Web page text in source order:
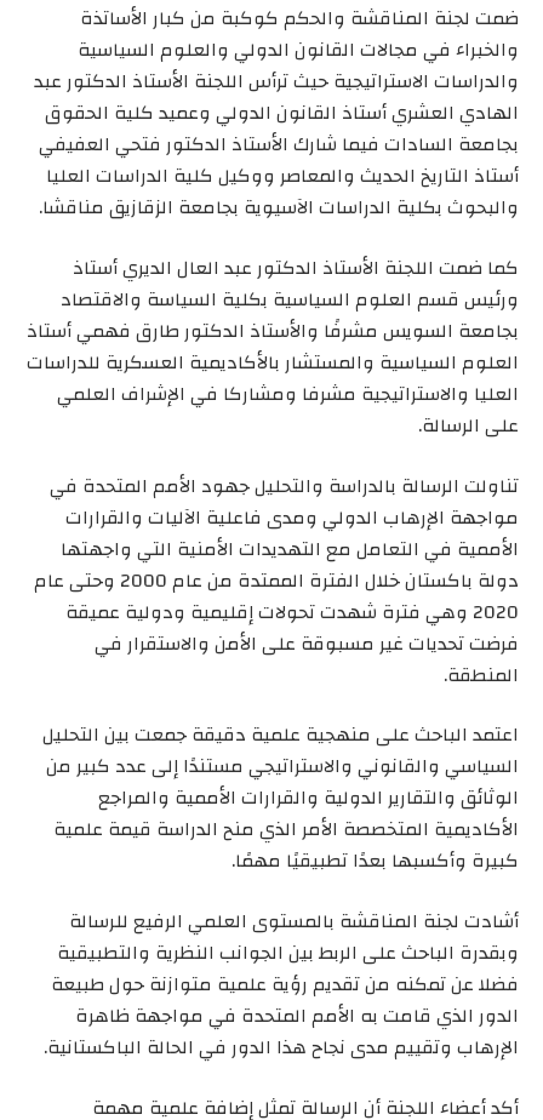
ضمت لجنة المناقشة والحكم كوكبة من كبار الأساتذة
والخبراء في مجالات القانون الدولي والعلوم السياسية
والدراسات الاستراتيجية حيث ترأس اللجنة الأستاذ الدكتور عبد
الهادي العشري أستاذ القانون الدولي وعميد كلية الحقوق
بجامعة السادات فيما شارك الأستاذ الدكتور فتحي العفيفي
أستاذ التاريخ الحديث والمعاصر ووكيل كلية الدراسات العليا
والبحوث بكلية الدراسات الآسيوية بجامعة الزقازيق مناقشا.
كما ضمت اللجنة الأستاذ الدكتور عبد العال الديري أستاذ
ورئيس قسم العلوم السياسية بكلية السياسة والاقتصاد
بجامعة السويس مشرفًا والأستاذ الدكتور طارق فهمي أستاذ
العلوم السياسية والمستشار بالأكاديمية العسكرية للدراسات
العليا والاستراتيجية مشرفا ومشاركا في الإشراف العلمي
على الرسالة.
تناولت الرسالة بالدراسة والتحليل جهود الأمم المتحدة في
مواجهة الإرهاب الدولي ومدى فاعلية الآليات والقرارات
الأممية في التعامل مع التهديدات الأمنية التي واجهتها
دولة باكستان خلال الفترة الممتدة من عام 2000 وحتى عام
2020 وهي فترة شهدت تحولات إقليمية ودولية عميقة
فرضت تحديات غير مسبوقة على الأمن والاستقرار في
المنطقة.
اعتمد الباحث على منهجية علمية دقيقة جمعت بين التحليل
السياسي والقانوني والاستراتيجي مستندًا إلى عدد كبير من
الوثائق والتقارير الدولية والقرارات الأممية والمراجع
الأكاديمية المتخصصة الأمر الذي منح الدراسة قيمة علمية
كبيرة وأكسبها بعدًا تطبيقيًا مهمًا.
أشادت لجنة المناقشة بالمستوى العلمي الرفيع للرسالة
وبقدرة الباحث على الربط بين الجوانب النظرية والتطبيقية
فضلا عن تمكنه من تقديم رؤية علمية متوازنة حول طبيعة
الدور الذي قامت به الأمم المتحدة في مواجهة ظاهرة
الإرهاب وتقييم مدى نجاح هذا الدور في الحالة الباكستانية.
أكد أعضاء اللجنة أن الرسالة تمثل إضافة علمية مهمة